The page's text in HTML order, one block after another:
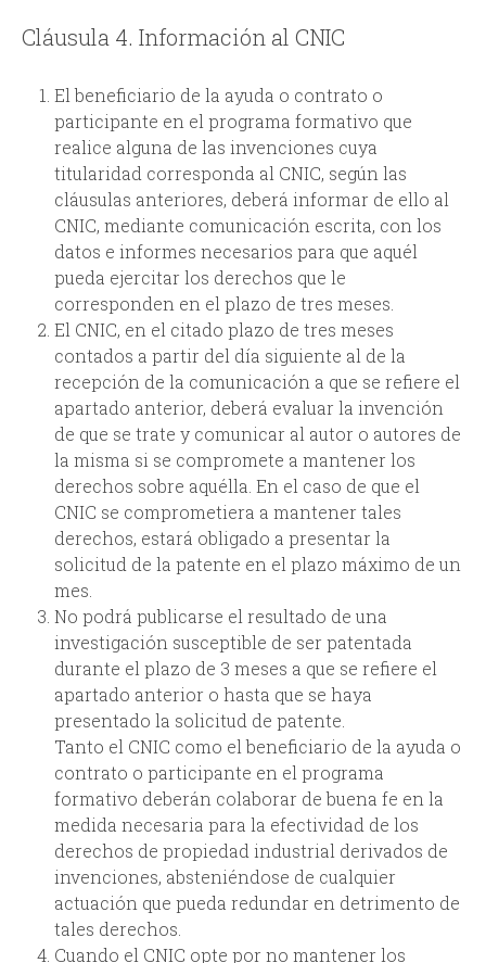
Cláusula 4. Información al CNIC
El beneficiario de la ayuda o contrato o
participante en el programa formativo que
realice alguna de las invenciones cuya
titularidad corresponda al CNIC, según las
cláusulas anteriores, deberá informar de ello al
CNIC, mediante comunicación escrita, con los
datos e informes necesarios para que aquél
pueda ejercitar los derechos que le
corresponden en el plazo de tres meses.
El CNIC, en el citado plazo de tres meses
contados a partir del día siguiente al de la
recepción de la comunicación a que se refiere el
apartado anterior, deberá evaluar la invención
de que se trate y comunicar al autor o autores de
la misma si se compromete a mantener los
derechos sobre aquélla. En el caso de que el
CNIC se comprometiera a mantener tales
derechos, estará obligado a presentar la
solicitud de la patente en el plazo máximo de un
mes.
No podrá publicarse el resultado de una
investigación susceptible de ser patentada
durante el plazo de 3 meses a que se refiere el
apartado anterior o hasta que se haya
presentado la solicitud de patente.
Tanto el CNIC como el beneficiario de la ayuda o
contrato o participante en el programa
formativo deberán colaborar de buena fe en la
medida necesaria para la efectividad de los
derechos de propiedad industrial derivados de
invenciones, absteniéndose de cualquier
actuación que pueda redundar en detrimento de
tales derechos.
Cuando el CNIC opte por no mantener los